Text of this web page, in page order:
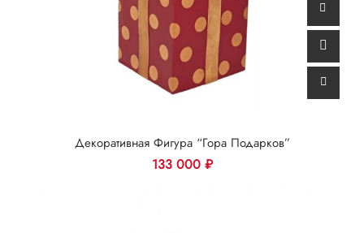
Декоративная Фигура “Гора Подарков”
133 000 ₽